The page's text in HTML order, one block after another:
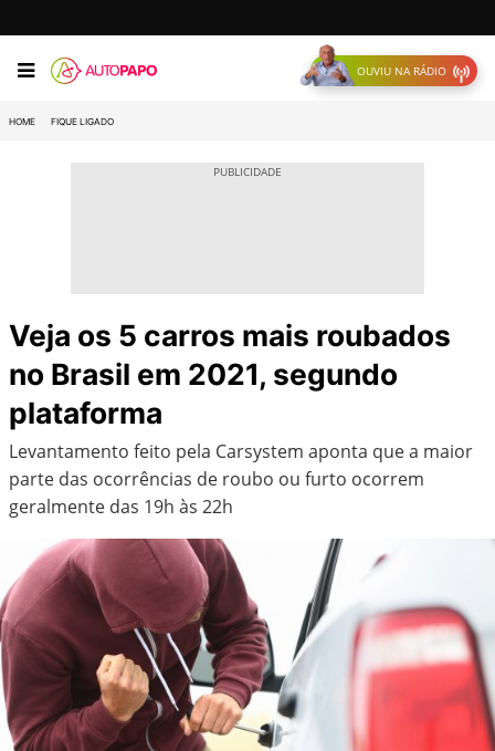
OUVIU NA RÁDIO
HOME FIQUE LIGADO
Veja os 5 carros mais roubados
no Brasil em 2021, segundo
plataforma
Levantamento feito pela Carsystem aponta que a maior
parte das ocorrências de roubo ou furto ocorrem
geralmente das 19h às 22h